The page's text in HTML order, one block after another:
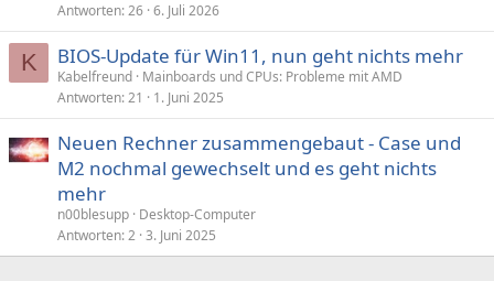
Antworten 26 6. Juli 2026
K BIOS-Update für Win11, nun geht nichts mehr
Kabelfreund Mainboards und CPUs: Probleme mit AMD
Antworten 21 1. Juni 2025
Neuen Rechner zusammengebaut - Case und
M2 nochmal gewechselt und es geht nichts
mehr
n00blesupp Desktop-Computer
Antworten 2 3. Juni 2025